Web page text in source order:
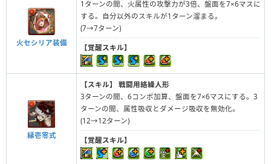
火セシリア装備
1ターンの間、火属性の攻撃力が3倍、盤面を7×6マスに
する。自分以外のスキルが1ターン溜まる。
(7→7ターン)
【覚醒スキル】
縁壱零式
【スキル】
戦闘用絡繰人形
3ターンの間、6コンボ加算、盤面を7×6マスにする。3
ターンの間、属性吸収とダメージ吸収を無効化。
(12→12ターン)
【覚醒スキル】